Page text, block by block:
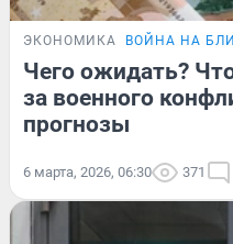
ЭКОНОМИКА ВОЙНА НА
Чего ожидать?
за военного
прогнозы
6 марта, 2026, 06:30 371